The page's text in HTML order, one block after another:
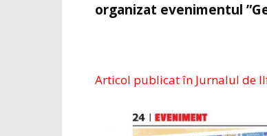
organizat evenimentul
Articol publicat în Jurnalul de